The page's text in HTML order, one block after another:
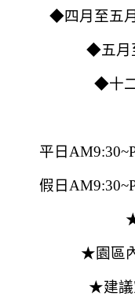
◆四月至五
◆五
◆十
平日
假日
★園區
★建議